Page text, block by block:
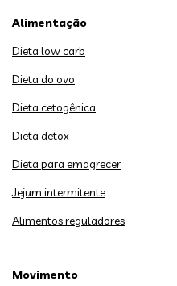
Alimentação
Dieta low carb
Dieta do ovo
Dieta cetogênica
Dieta detox
Dieta para emagrecer
Jejum intermitente
Alimentos reguladores
Movimento